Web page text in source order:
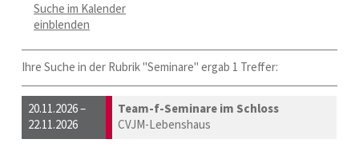
Suche im Kalender
einblenden
Ihre Suche in der Rubrik "Seminare" ergab 1 Treffer:
20.11.2026 –
22.11.2026
Team-f-Seminare im Schloss
CVJM-Lebenshaus